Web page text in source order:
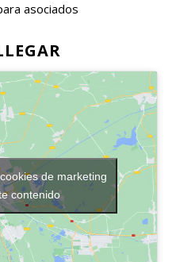
asociados
de marketing
contenido